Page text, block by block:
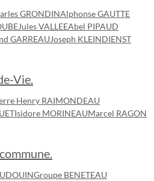
GRONDINAlphonse GAUTTE
Jules VALLEEAbel PIPAUD
GARREAUJoseph KLEINDIENST
Vie.
Henry RAIMONDEAU
Isidore MORINEAUMarcel RAGON
Groupe BENETEAU